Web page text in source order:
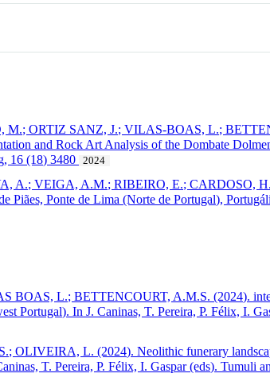
ORTIZ SANZ, J.; VILAS-BOAS, L.;
and Rock Art Analysis of the Dombate
16 (18) 3480
2024
A.; VEIGA, A.M.; RIBEIRO, E.; CARDOSO,
Piães, Ponte de Lima (Norte de Portugal),
L.; BETTENCOURT, A.M.S. (2024).
Portugal). In J. Caninas, T. Pereira, P. Félix, I.
L. (2024). Neolithic funerary
T. Pereira, P. Félix, I. Gaspar (eds). Tumuli